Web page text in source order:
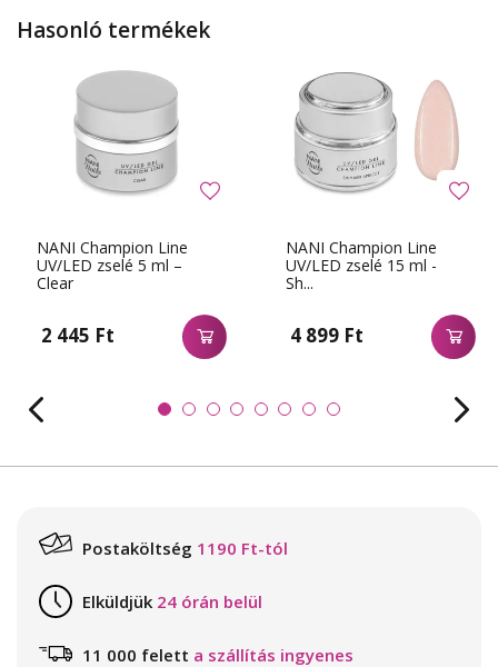
Hasonló termékek
NANI Champion Line
UV/LED zselé 5 ml –
Clear
2 445 Ft
NANI Champion Line
UV/LED zselé 15 ml -
Sh...
4 899 Ft
Postaköltség 1190 Ft-tól
Elküldjük 24 órán belül
11 000 felett a szállítás ingyenes